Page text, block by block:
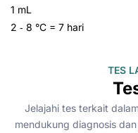
1 mL
2 ‑ 8 °C = 7 hari
TES
Jelajahi tes terkait
mendukung diagnosis